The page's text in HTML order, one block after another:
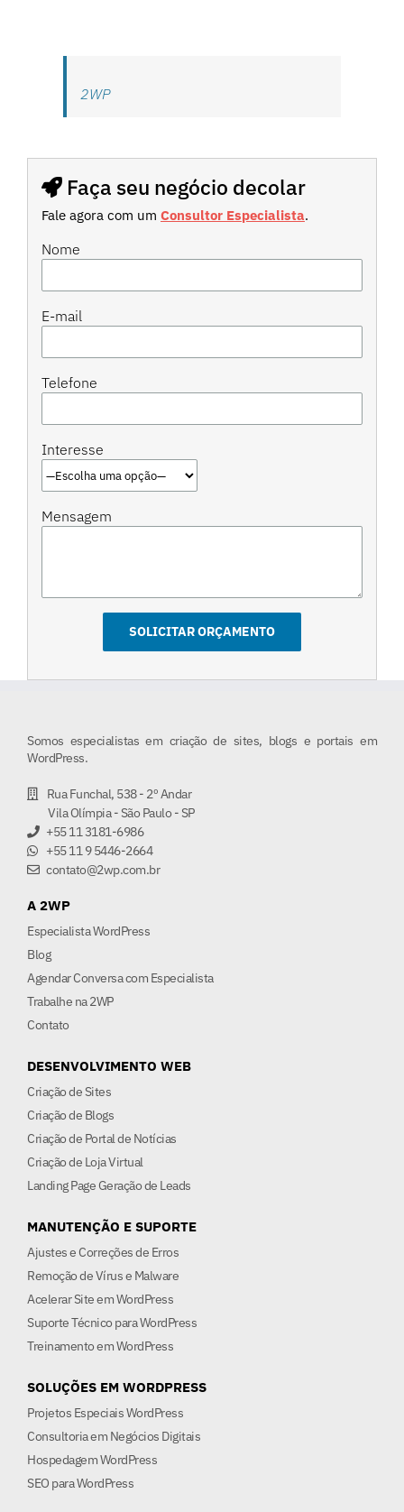
2WP
Faça seu negócio decolar
Fale agora com um Consultor Especialista.
Nome
E-mail
Telefone
Interesse
Mensagem
Somos especialistas em criação de sites, blogs e portais em
WordPress.
Rua Funchal, 538 - 2º Andar
Vila Olímpia - São Paulo - SP
+55 11 3181-6986
+55 11 9 5446-2664
contato@2wp.com.br
A 2WP
Especialista WordPress
Blog
Agendar Conversa com Especialista
Trabalhe na 2WP
Contato
DESENVOLVIMENTO WEB
Criação de Sites
Criação de Blogs
Criação de Portal de Notícias
Criação de Loja Virtual
Landing Page Geração de Leads
MANUTENÇÃO E SUPORTE
Ajustes e Correções de Erros
Remoção de Vírus e Malware
Acelerar Site em WordPress
Suporte Técnico para WordPress
Treinamento em WordPress
SOLUÇÕES EM WORDPRESS
Projetos Especiais WordPress
Consultoria em Negócios Digitais
Hospedagem WordPress
SEO para WordPress